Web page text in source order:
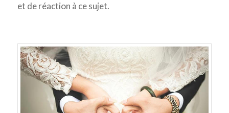
et de réaction à ce sujet.